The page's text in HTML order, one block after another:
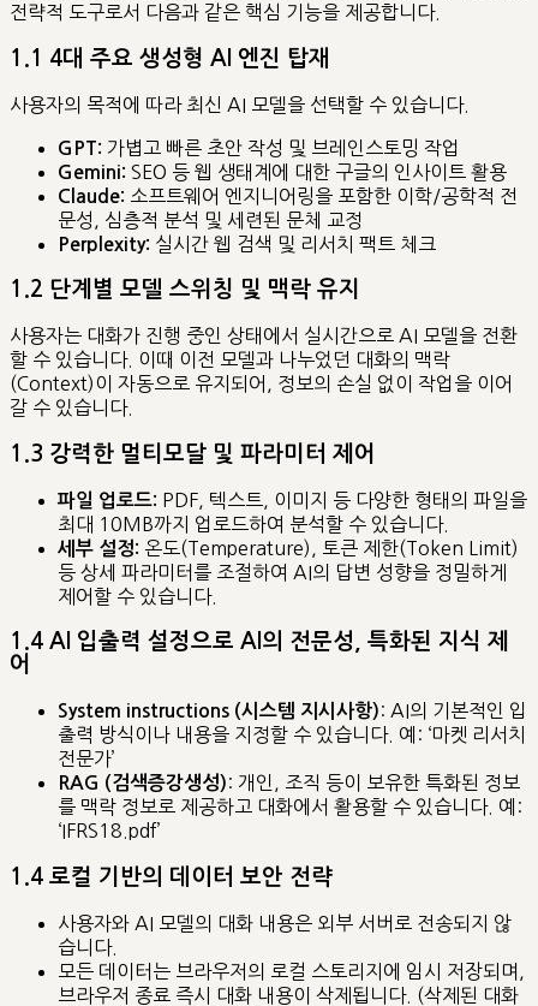
전략적 도구로서 다음과 같은 핵심 기능을 제공합니다.
1.1 4대 주요 생성형 AI 엔진 탑재
사용자의 목적에 따라 최신 AI 모델을 선택할 수 있습니다.
GPT: 가볍고 빠른 초안 작성 및 브레인스토밍 작업
Gemini: SEO 등 웹 생태계에 대한 구글의 인사이트 활용
Claude: 소프트웨어 엔지니어링을 포함한 이학/공학적 전
문성, 심층적 분석 및 세련된 문체 교정
Perplexity: 실시간 웹 검색 및 리서치 팩트 체크
1.2 단계별 모델 스위칭 및 맥락 유지
사용자는 대화가 진행 중인 상태에서 실시간으로 AI 모델을 전환
할 수 있습니다. 이때 이전 모델과 나누었던 대화의 맥락
(Context)이 자동으로 유지되어, 정보의 손실 없이 작업을 이어
갈 수 있습니다.
1.3 강력한 멀티모달 및 파라미터 제어
파일 업로드: PDF, 텍스트, 이미지 등 다양한 형태의 파일을
최대 10MB까지 업로드하여 분석할 수 있습니다.
세부 설정: 온도(Temperature), 토큰 제한(Token Limit)
등 상세 파라미터를 조절하여 AI의 답변 성향을 정밀하게
제어할 수 있습니다.
1.4 AI 입출력 설정으로 AI의 전문성, 특화된 지식 제
어
System instructions (시스템 지시사항) : AI의 기본적인 입
출력 방식이나 내용을 지정할 수 있습니다. 예: ‘마켓 리서치
전문가’
RAG (검색증강생성) : 개인, 조직 등이 보유한 특화된 정보
를 맥락 정보로 제공하고 대화에서 활용할 수 있습니다. 예:
‘IFRS18.pdf’
1.4 로컬 기반의 데이터 보안 전략
사용자와 AI 모델의 대화 내용은 외부 서버로 전송되지 않
습니다.
모든 데이터는 브라우저의 로컬 스토리지에 임시 저장되며,
브라우저 종료 즉시 대화 내용이 삭제됩니다. (삭제된 대화